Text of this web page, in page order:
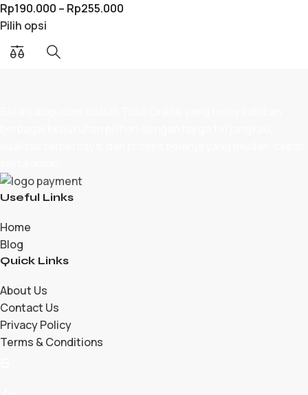
Rp190.000 – Rp255.000
Pilih opsi
Useful Links
Home
Blog
Quick Links
About Us
Contact Us
Privacy Policy
Terms & Conditions